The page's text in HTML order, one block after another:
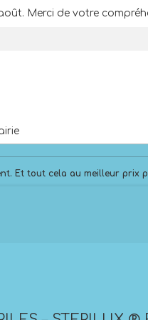
Merci de votre
Et tout cela au meilleur prix